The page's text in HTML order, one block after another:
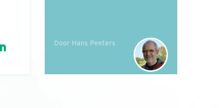
Door Hans Peeters